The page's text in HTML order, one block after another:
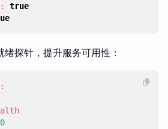
:
true
探针，提升服务可用性：
: